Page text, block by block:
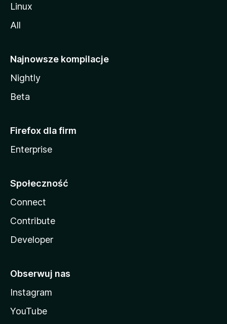
Linux
All
Najnowsze kompilacje
Nightly
Beta
Firefox dla firm
Enterprise
Społeczność
Connect
Contribute
Developer
Obserwuj nas
Instagram
YouTube